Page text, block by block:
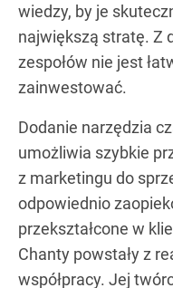
wiedzy, by je
największą stratę. Z
zespołów nie jest
zainwestować.
Dodanie narzędzia
umożliwia szybkie
z marketingu do
odpowiednio
przekształcone w
Chanty powstały z
współpracy. Jej